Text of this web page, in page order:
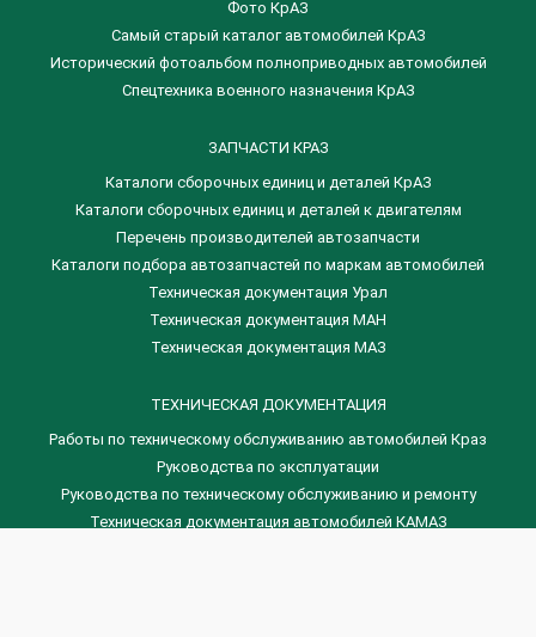
Фото КрАЗ
Самый старый каталог автомобилей КрАЗ
Исторический фотоальбом полноприводных автомобилей
Спецтехника военного назначения КрАЗ
ЗАПЧАСТИ КРАЗ
Каталоги сборочных единиц и деталей КрАЗ
​Каталоги сборочных единиц и деталей к двигателям
Перечень производителей автозапчасти
Каталоги подбора автозапчастей по маркам автомобилей
Техническая документация Урал
Техническая документация МАН
Техническая документация МАЗ
ТЕХНИЧЕСКАЯ ДОКУМЕНТАЦИЯ
Работы по техническому обслуживанию автомобилей Краз
Руководства по эксплуатации
Руководства по техническому обслуживанию и ремонту
Техническая документация автомобилей КАМАЗ